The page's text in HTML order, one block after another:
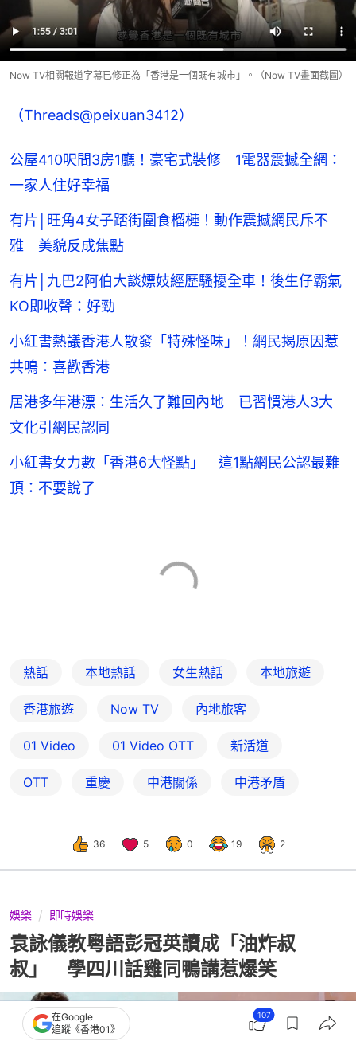
Now TV相關報道字幕已修正為「香港是一個既有城市」。（Now TV畫面截圖）
（Threads@peixuan3412）
公屋410呎間3房1廳！豪宅式裝修 1電器震撼全網：
一家人住好幸福
有片│旺角4女子踎街圍食榴槤！動作震撼網民斥不
雅 美貌反成焦點
有片│九巴2阿伯大談嫖妓經歷騷擾全車！後生仔霸氣
KO即收聲：好勁
小紅書熱議香港人散發「特殊怪味」！網民揭原因惹
共鳴：喜歡香港
居港多年港漂：生活久了難回內地 已習慣港人3大
文化引網民認同
小紅書女力數「香港6大怪點」 這1點網民公認最難
頂：不要說了
熱話 本地熱話 女生熱話 本地旅遊
香港旅遊 Now TV 內地旅客
01 Video 01‌ ‌Video‌ ‌OTT 新活道
OTT 重慶 中港關係 中港矛盾
36 5 0 19 2
娛樂 即時娛樂
袁詠儀教粵語彭冠英讀成「油炸叔
叔」 學四川話雞同鴨講惹爆笑
在Google
追蹤《香港01》
107